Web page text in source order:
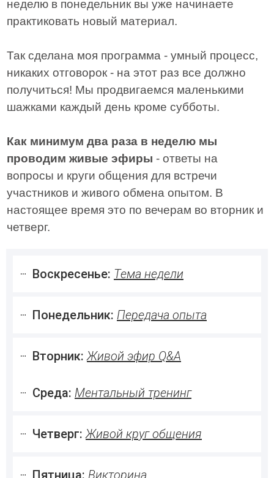
неделю в понедельник вы уже начинаете
практиковать новый материал.
Так сделана моя программа - умный процесс,
никаких отговорок - на этот раз все должно
получиться! Мы продвигаемся маленькими
шажками каждый день кроме субботы.
Как минимум два раза в неделю мы
проводим живые эфиры - ответы на
вопросы и круги общения для встречи
участников и живого обмена опытом. В
настоящее время это по вечерам во вторник и
четверг.
Воскресенье: Тема недели
Понедельник: Передача опыта
Вторник: Живой эфир Q&A
Среда: Ментальный тренинг
Четверг: Живой круг общения
Пятница: Викторина